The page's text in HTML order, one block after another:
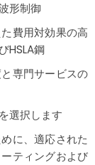
形制御
費用対効果の高
HSLA鋼
専門サービスの
選択します
に、適応された
ティングおよび